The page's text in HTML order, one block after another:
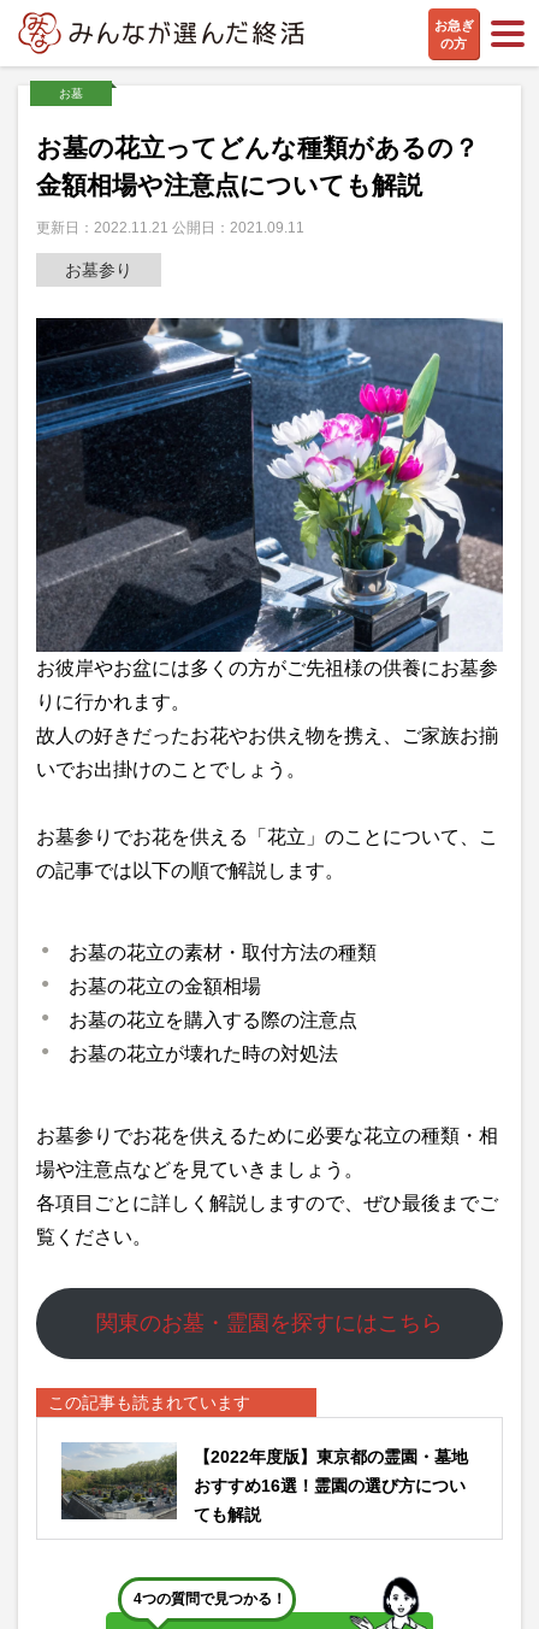
お急ぎ
の方
お墓
お墓の花立ってどんな種類があるの？
金額相場や注意点についても解説
更新日：2022.11.21 公開日：2021.09.11
お墓参り
お彼岸やお盆には多くの方がご先祖様の供養にお墓参
りに行かれます。
故人の好きだったお花やお供え物を携え、ご家族お揃
いでお出掛けのことでしょう。
お墓参りでお花を供える「花立」のことについて、こ
の記事では以下の順で解説します。
お墓の花立の素材・取付方法の種類
お墓の花立の金額相場
お墓の花立を購入する際の注意点
お墓の花立が壊れた時の対処法
お墓参りでお花を供えるために必要な花立の種類・相
場や注意点などを見ていきましょう。
各項目ごとに詳しく解説しますので、ぜひ最後までご
覧ください。
関東のお墓・霊園を探すにはこちら
この記事も読まれています
【2022年度版】東京都の霊園・墓地
おすすめ16選！霊園の選び方につい
ても解説
4つの質問で見つかる！